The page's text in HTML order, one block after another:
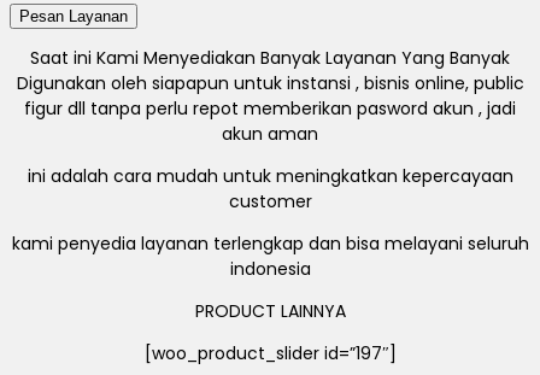
Saat ini Kami Menyediakan Banyak Layanan Yang Banyak
Digunakan oleh siapapun untuk instansi , bisnis online, public
figur dll tanpa perlu repot memberikan pasword akun , jadi
akun aman
ini adalah cara mudah untuk meningkatkan kepercayaan
customer
kami penyedia layanan terlengkap dan bisa melayani seluruh
indonesia
PRODUCT LAINNYA
[woo_product_slider id=”197″]